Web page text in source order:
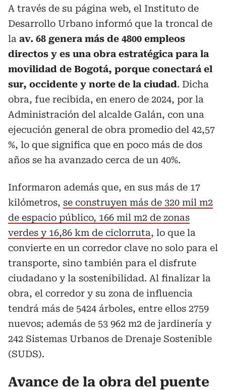
A través de su página web, el Instituto de
Desarrollo Urbano informó que la troncal de
la av. 68 genera más de 4800 empleos
directos y es una obra estratégica para la
movilidad de Bogotá, porque conectará el
sur, occidente y norte de la ciudad. Dicha
obra, fue recibida, en enero de 2024, por la
Administración del alcalde Galán, con una
ejecución general de obra promedio del 42,57
%, lo que significa que en poco más de dos
años se ha avanzado cerca de un 40%.
Informaron además que, en sus más de 17
kilómetros, se construyen más de 320 mil m2
de espacio público, 166 mil m2 de zonas
verdes y 16,86 km de ciclorruta, lo que la
convierte en un corredor clave no solo para el
transporte, sino también para el disfrute
ciudadano y la sostenibilidad. Al finalizar la
obra, el corredor y su zona de influencia
tendrá más de 5424 árboles, entre ellos 2759
nuevos; además de 53 962 m2 de jardinería y
242 Sistemas Urbanos de Drenaje Sostenible
(SUDS).
Avance de la obra del puente